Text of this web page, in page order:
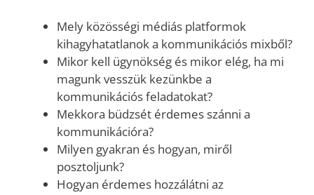
Mely közösségi médiás platformok
kihagyhatatlanok a kommunikációs mixből?
Mikor kell ügynökség és mikor elég, ha mi
magunk vesszük kezünkbe a
kommunikációs feladatokat?
Mekkora büdzsét érdemes szánni a
kommunikációra?
Milyen gyakran és hogyan, miről
posztoljunk?
Hogyan érdemes hozzálátni az